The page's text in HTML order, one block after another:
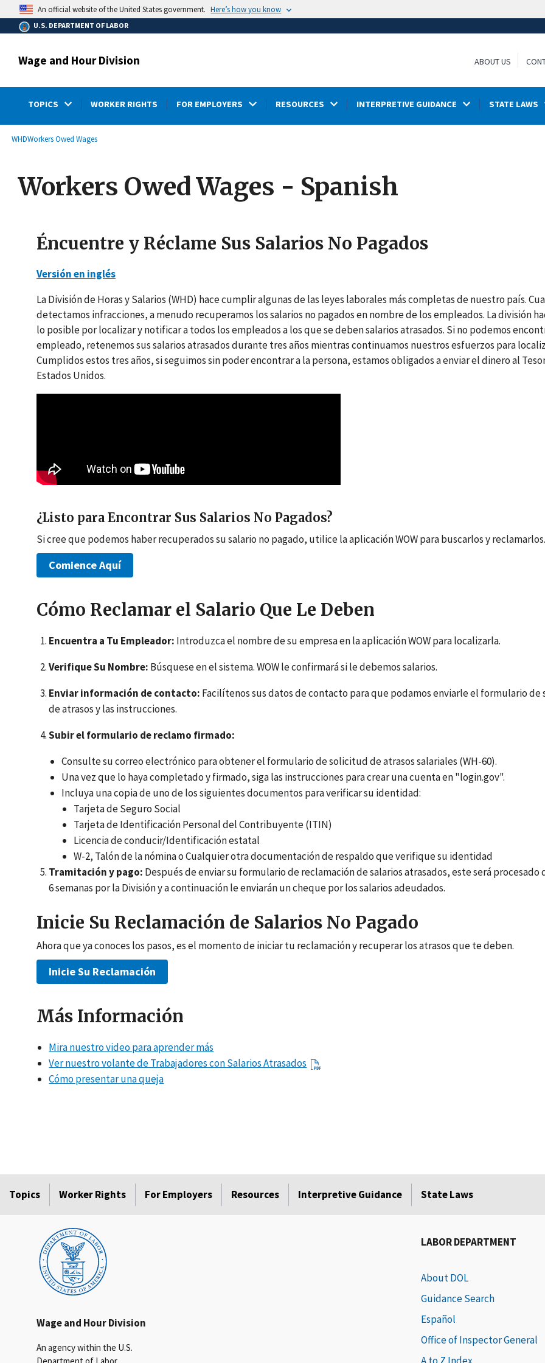
main
content
An official website of the United States government. Here’s how you know
U.S. DEPARTMENT OF LABOR
Wage and Hour Division ABOUT US
TOPICS WORKER RIGHTS FOR EMPLOYERS RESOURCES INTERPRETIVE GUIDANCE STATE LAWS
Breadcrumb
WHDWorkers Owed Wages
Workers Owed Wages - Spanish
Éncuentre y Réclame Sus Salarios No Pagados
Versión en inglés
La División de Horas y Salarios (WHD) hace cumplir algunas de las leyes laborales más completas de nuestro país.
detectamos infracciones, a menudo recuperamos los salarios no pagados en nombre de los empleados. La división
lo posible por localizar y notificar a todos los empleados a los que se deben salarios atrasados. Si no podemos
empleado, retenemos sus salarios atrasados durante tres años mientras continuamos nuestros esfuerzos para
Cumplidos estos tres años, si seguimos sin poder encontrar a la persona, estamos obligados a enviar el dinero al
Estados Unidos.
¿Listo para Encontrar Sus Salarios No Pagados?
Si cree que podemos haber recuperados su salario no pagado, utilice la aplicación WOW para buscarlos y reclamarlos.
Comience Aquí
Cómo Reclamar el Salario Que Le Deben
Encuentra a Tu Empleador: Introduzca el nombre de su empresa en la aplicación WOW para localizarla.
Verifique Su Nombre: Búsquese en el sistema. WOW le confirmará si le debemos salarios.
Enviar información de contacto: Facilítenos sus datos de contacto para que podamos enviarle el formulario
de atrasos y las instrucciones.
Subir el formulario de reclamo firmado:
Consulte su correo electrónico para obtener el formulario de solicitud de atrasos salariales (WH-60).
Una vez que lo haya completado y firmado, siga las instrucciones para crear una cuenta en "login.gov".
Incluya una copia de uno de los siguientes documentos para verificar su identidad:
Tarjeta de Seguro Social
Tarjeta de Identificación Personal del Contribuyente (ITIN)
Licencia de conducir/Identificación estatal
W-2, Talón de la nómina o Cualquier otra documentación de respaldo que verifique su identidad
Tramitación y pago: Después de enviar su formulario de reclamación de salarios atrasados, este será procesado
6 semanas por la División y a continuación le enviarán un cheque por los salarios adeudados.
Inicie Su Reclamación de Salarios No Pagado
Ahora que ya conoces los pasos, es el momento de iniciar tu reclamación y recuperar los atrasos que te deben.
Inicie Su Reclamación
Más Información
Mira nuestro video para aprender más
Ver nuestro volante de Trabajadores con Salarios Atrasados
Cómo presentar una queja
Topics Worker Rights For Employers Resources Interpretive Guidance State Laws
Wage and Hour Division
An agency within the U.S.
LABOR DEPARTMENT
About DOL
Guidance Search
Español
Office of Inspector General